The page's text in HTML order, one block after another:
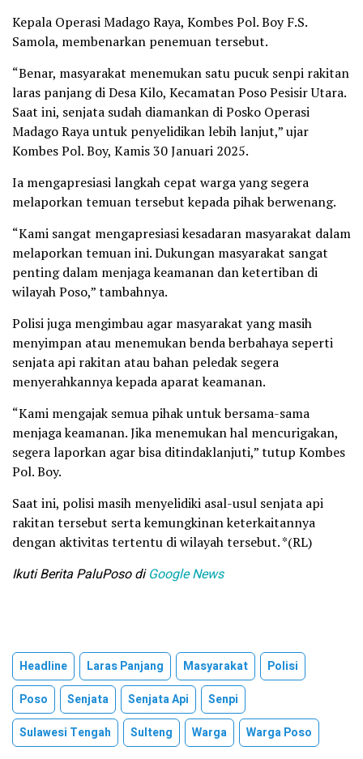
Kepala Operasi Madago Raya, Kombes Pol. Boy F.S.
Samola, membenarkan penemuan tersebut.
“Benar, masyarakat menemukan satu pucuk senpi rakitan
laras panjang di Desa Kilo, Kecamatan Poso Pesisir Utara.
Saat ini, senjata sudah diamankan di Posko Operasi
Madago Raya untuk penyelidikan lebih lanjut,” ujar
Kombes Pol. Boy, Kamis 30 Januari 2025.
Ia mengapresiasi langkah cepat warga yang segera
melaporkan temuan tersebut kepada pihak berwenang.
“Kami sangat mengapresiasi kesadaran masyarakat dalam
melaporkan temuan ini. Dukungan masyarakat sangat
penting dalam menjaga keamanan dan ketertiban di
wilayah Poso,” tambahnya.
Polisi juga mengimbau agar masyarakat yang masih
menyimpan atau menemukan benda berbahaya seperti
senjata api rakitan atau bahan peledak segera
menyerahkannya kepada aparat keamanan.
“Kami mengajak semua pihak untuk bersama-sama
menjaga keamanan. Jika menemukan hal mencurigakan,
segera laporkan agar bisa ditindaklanjuti,” tutup Kombes
Pol. Boy.
Saat ini, polisi masih menyelidiki asal-usul senjata api
rakitan tersebut serta kemungkinan keterkaitannya
dengan aktivitas tertentu di wilayah tersebut. *(RL)
Ikuti Berita PaluPoso diGoogle News
Headline Laras Panjang Masyarakat
Polisi
Poso
Senjata Senjata Api
Senpi
Sulawesi Tengah
Sulteng Warga Warga Poso